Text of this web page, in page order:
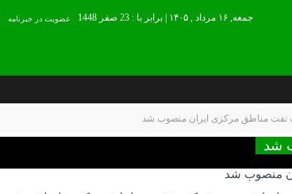
عضويت در خبرنامه جمعه, ۱۶ مرداد , ۱۴۰۵ | برابر با : 23 صفر 1448
مناطق مرکزی ایران منصوب شد
شد
منصوب شد